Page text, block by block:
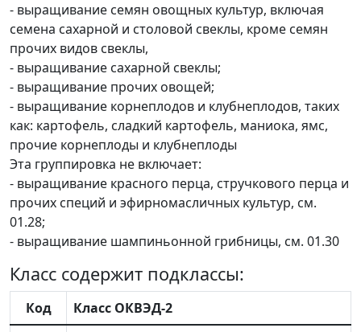
- выращивание семян овощных культур, включая
семена сахарной и столовой свеклы, кроме семян
прочих видов свеклы,
- выращивание сахарной свеклы;
- выращивание прочих овощей;
- выращивание корнеплодов и клубнеплодов, таких
как: картофель, сладкий картофель, маниока, ямс,
прочие корнеплоды и клубнеплоды
Эта группировка не включает:
- выращивание красного перца, стручкового перца и
прочих специй и эфирномасличных культур, см.
01.28;
- выращивание шампиньонной грибницы, см. 01.30
Класс содержит подклассы:
Код
Класс ОКВЭД-2